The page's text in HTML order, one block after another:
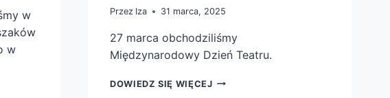
w
w
Przez Iza 31 marca, 2025
27 marca obchodziliśmy
Międzynarodowy Dzień Teatru.
DOWIEDZ SIĘ WIĘCEJMIĘDZYNARODOWY